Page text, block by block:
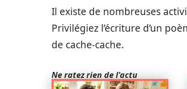
Il existe de nombreuses
Privilégiez l’écriture d’un
de cache-cache.
Ne ratez rien de l'actu